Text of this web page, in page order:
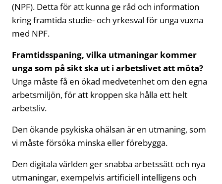
(NPF). Detta för att kunna ge råd och information
kring framtida studie- och yrkesval för unga vuxna
med NPF.
Framtidsspaning, vilka utmaningar kommer
unga som på sikt ska ut i arbetslivet att möta?
Unga måste få en ökad medvetenhet om den egna
arbetsmiljön, för att kroppen ska hålla ett helt
arbetsliv.
Den ökande psykiska ohälsan är en utmaning, som
vi måste försöka minska eller förebygga.
Den digitala världen ger snabba arbetssätt och nya
utmaningar, exempelvis artificiell intelligens och